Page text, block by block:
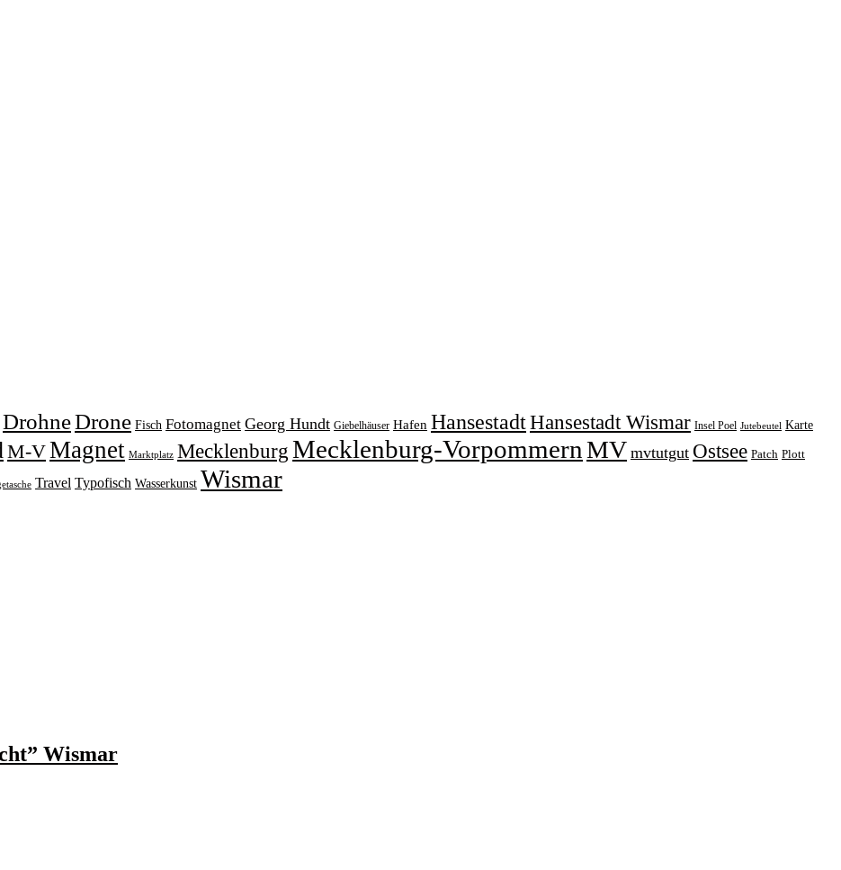
DrohneDrone Fisch Fotomagnet Georg Hundt Giebelhäuser Hafen HansestadtHansestadt Wismar Insel Poel Jutebeutel Karte
M-VMagnet Marktplatz Mecklenburg Mecklenburg-VorpommernMV mvtutgut Ostsee Patch Plott
Travel Typofisch Wasserkunst Wismar
Wismar